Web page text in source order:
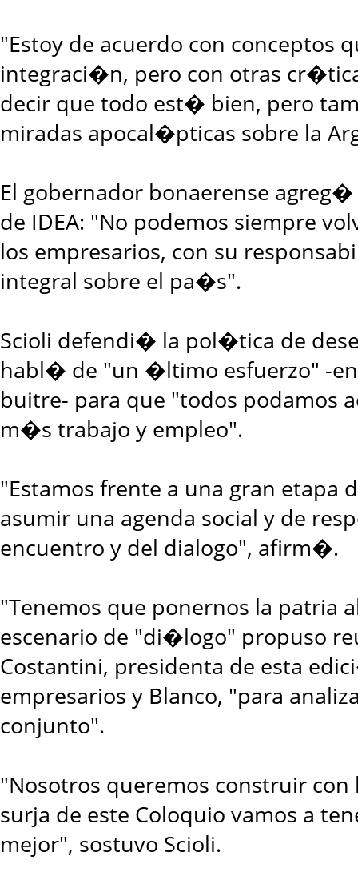
"Estoy de acuerdo con conceptos
integraci�n, pero con otras
decir que todo est� bien, pero
miradas apocal�pticas sobre la
El gobernador bonaerense
de IDEA: "No podemos siempre
los empresarios, con su
integral sobre el pa�s".
Scioli defendi� la pol�tica de
habl� de "un �ltimo esfuerzo" -
buitre- para que "todos podamos
m�s trabajo y empleo".
"Estamos frente a una gran
asumir una agenda social y de
encuentro y del dialogo", afirm�.
"Tenemos que ponernos la patria
escenario de "di�logo" propuso
Costantini, presidenta de esta
empresarios y Blanco, "para
conjunto".
"Nosotros queremos construir
surja de este Coloquio vamos a
mejor", sostuvo Scioli.